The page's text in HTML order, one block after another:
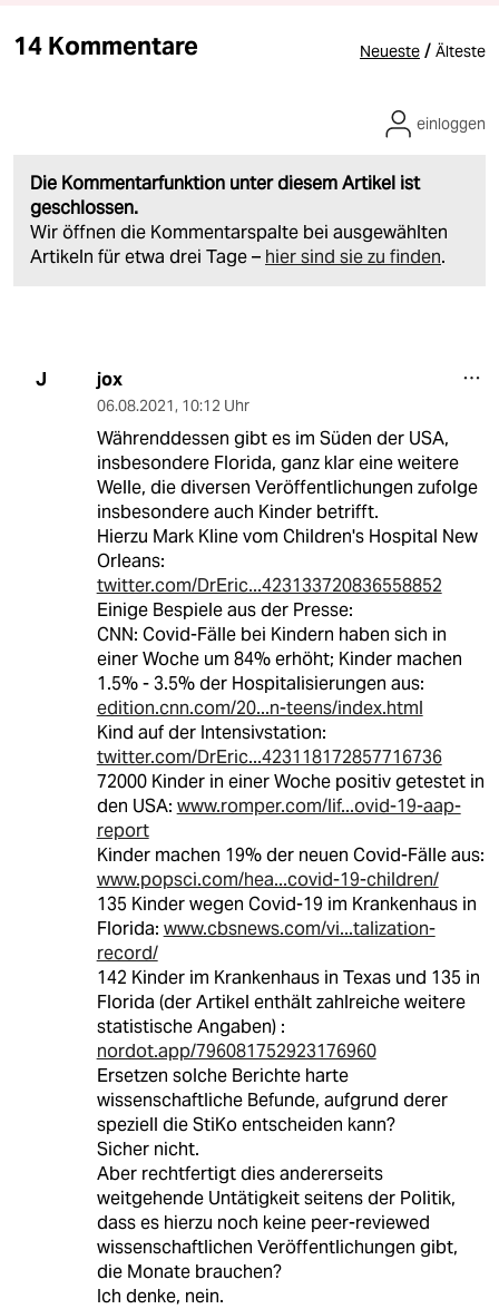
14 Kommentare Neueste / Älteste
Die Kommentarfunktion unter diesem Artikel ist
geschlossen.
Wir öffnen die Kommentarspalte bei ausgewählten
Artikeln für etwa drei Tage – hier sind sie zu finden.
einloggen
J jox
06.08.2021, 10:12 Uhr
Währenddessen gibt es im Süden der USA,
insbesondere Florida, ganz klar eine weitere
Welle, die diversen Veröffentlichungen zufolge
insbesondere auch Kinder betrifft.
Hierzu Mark Kline vom Children's Hospital New
Orleans:
twitter.com/DrEric...423133720836558852
Einige Bespiele aus der Presse:
CNN: Covid-Fälle bei Kindern haben sich in
einer Woche um 84% erhöht; Kinder machen
1.5% - 3.5% der Hospitalisierungen aus:
edition.cnn.com/20...n-teens/index.html
Kind auf der Intensivstation:
twitter.com/DrEric...423118172857716736
72000 Kinder in einer Woche positiv getestet in
den USA: www.romper.com/lif...ovid-19-aap-
report
Kinder machen 19% der neuen Covid-Fälle aus:
www.popsci.com/hea...covid-19-children/
135 Kinder wegen Covid-19 im Krankenhaus in
Florida: www.cbsnews.com/vi...talization-
record/
142 Kinder im Krankenhaus in Texas und 135 in
Florida (der Artikel enthält zahlreiche weitere
statistische Angaben) :
nordot.app/796081752923176960
Ersetzen solche Berichte harte
wissenschaftliche Befunde, aufgrund derer
speziell die StiKo entscheiden kann?
Sicher nicht.
Aber rechtfertigt dies andererseits
weitgehende Untätigkeit seitens der Politik,
dass es hierzu noch keine peer-reviewed
wissenschaftlichen Veröffentlichungen gibt,
die Monate brauchen?
Ich denke, nein.